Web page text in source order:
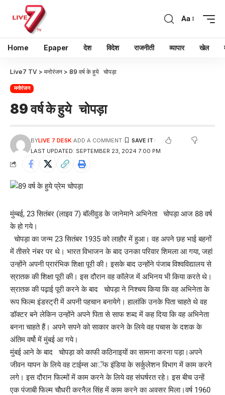
Aa
Home Epaper देश विदेश राजनीती व्यापार खेल
Live7 TV > मनोरंजन > 89 वर्ष के हुये चोपड़ा
मनोरंजन
89 वर्ष के हुये चोपड़ा
LAST UPDATED: SEPTEMBER 23, 2024 7:00 PM
BYLIVE 7 DESK ADD A COMMENT
मुंम्बई, 23 सितंबर (लाइव 7) बॉलीवुड के जानेमाने अभिनेता चोपड़ा आज 88 वर्ष
के हो गये।
चोपड़ा का जन्म 23 सितंबर 1935 को लाहौर में हुआ। वह अपने छह भाई बहनों
में तीसरे नंबर पर थे। भारत विभाजन के बाद उनका परिवार शिमला आ गया, जहां
उन्होंने अपनी प्रारंभिक शिक्षा पूरी की। इसके बाद उन्होंने पंजाब विश्वविद्यालय से
स्रातक की शिक्षा पूरी की। इस दौरान वह कॉलेज में अभिनय भी किया करते थे।
स्रातक की पढ़ाई पूरी करने के बाद चोपड़ा ने निश्चय किया कि वह अभिनेता के
रूप फिल्म इंडस्ट्री में अपनी पहचान बनायेगे। हालांकि उनके पिता चाहते थे वह
डॉक्टर बने लेकिन उन्होंने अपने पिता से साफ शब्द में कह दिया कि वह अभिनेता
बनना चाहते हैं। अपने सपने को साकार करने के लिये वह पचास के दशक के
अंतिम वर्षो में मुंबई आ गये।
मुंबई आने के बाद चोपड़ा को काफी कठिनाइयों का सामना करना पड़ा।अपने
जीवन यापन के लिये वह टाईम्स आॅफ इंडिया के सर्कुलेशन विभाग में काम करने
लगे। इस दौरान फिल्मों में काम करने के लिये वह संघर्षरत रहे। इस बीच उन्हें
एक पंजाबी फिल्म चौधरी करनैल सिंह में काम करने का अवसर मिला।वर्ष 1960